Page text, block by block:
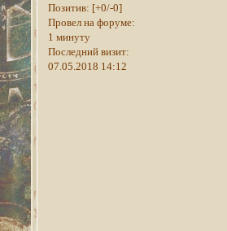
Позитив: [+0/-0]
Провел на форуме:
1 минуту
Последний визит:
07.05.2018 14:12